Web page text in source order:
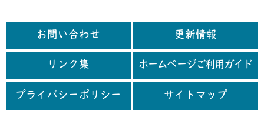
お問い合わせ 更新情報
リンク集 ホームページご利用ガイド
プライバシーポリシー サイトマップ